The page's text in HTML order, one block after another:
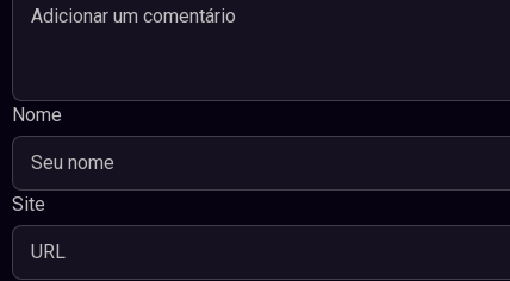
Nome
Site